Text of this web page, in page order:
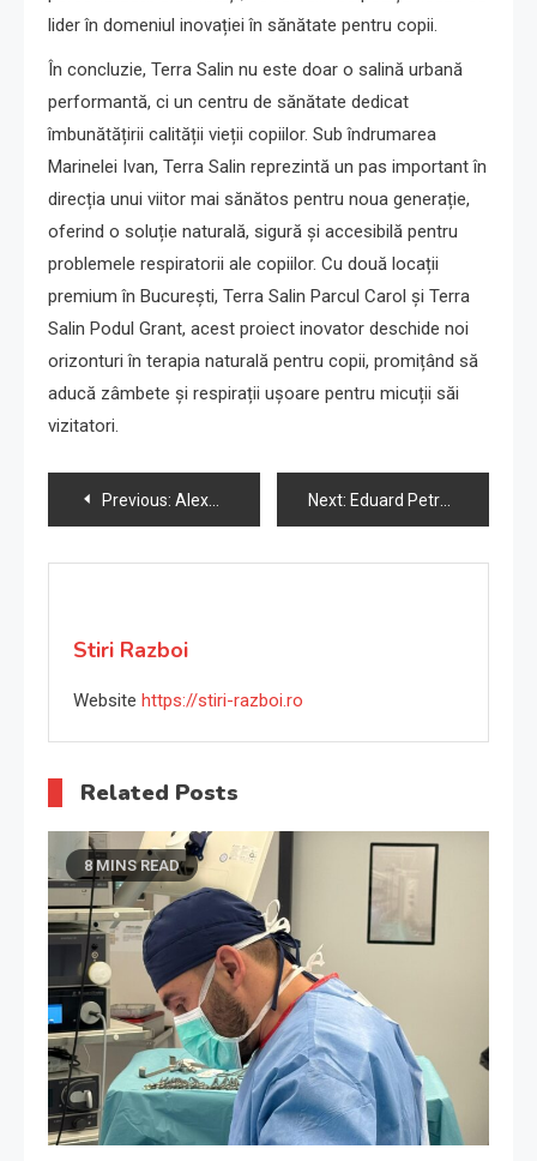
lider în domeniul inovației în sănătate pentru copii.
În concluzie, Terra Salin nu este doar o salină urbană
performantă, ci un centru de sănătate dedicat
îmbunătățirii calității vieții copiilor. Sub îndrumarea
Marinelei Ivan, Terra Salin reprezintă un pas important în
direcția unui viitor mai sănătos pentru noua generație,
oferind o soluție naturală, sigură și accesibilă pentru
problemele respiratorii ale copiilor. Cu două locații
premium în București, Terra Salin Parcul Carol și Terra
Salin Podul Grant, acest proiect inovator deschide noi
orizonturi în terapia naturală pentru copii, promițând să
aducă zâmbete și respirații ușoare pentru micuții săi
vizitatori.
Navigare
în
Previous: Alexandru Poteca, Manager Yuga.ro – mama și copilul, despre poveștile din spatele produselor Yuga Next: Eduard Petrescu: Conducerea și Cultura Organizațională la Eko Group
Stiri Razboi
Website https://stiri-razboi.ro
Related Posts
8 MINS READ